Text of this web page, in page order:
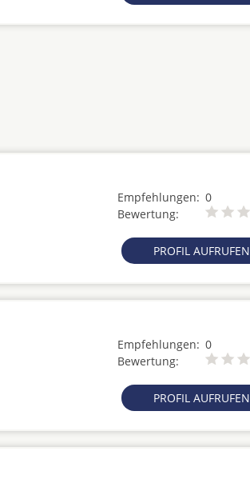
Empfehlungen: 0
Bewertung:
PROFIL AUFRUFEN
Empfehlungen: 0
Bewertung:
PROFIL AUFRUFEN